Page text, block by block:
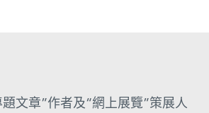
文章”作者及“網上展覽”策展人